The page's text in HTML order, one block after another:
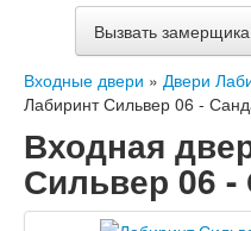
Вызвать замерщика
Входные двери » Двери
Лабиринт Сильвер 06 -
Входная
Сильвер 06